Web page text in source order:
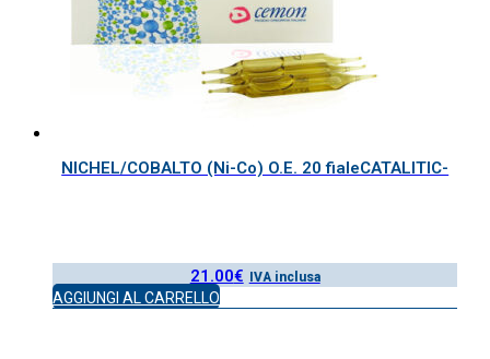
NICHEL/COBALTO (Ni-Co) O.E. 20 fialeCATALITIC-
21.00€ IVA inclusa
AGGIUNGI AL CARRELLO